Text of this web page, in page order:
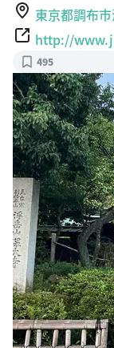
東京都調布
http://
495